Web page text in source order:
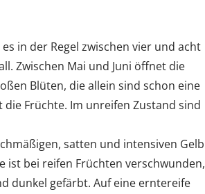
in der Regel zwischen vier und acht
Zwischen Mai und Juni öffnet die
Blüten, die allein sind schon eine
Früchte. Im unreifen Zustand sind
satten und intensiven Gelb
ist bei reifen Früchten verschwunden,
dunkel gefärbt. Auf eine erntereife